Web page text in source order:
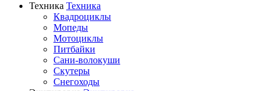
Техника Техника
Квадроциклы
Мопеды
Мотоциклы
Питбайки
Сани-волокуши
Скутеры
Снегоходы